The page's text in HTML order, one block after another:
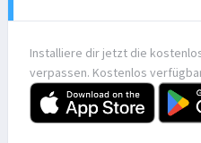
Installiere dir jetzt die
verpassen. Kostenlos